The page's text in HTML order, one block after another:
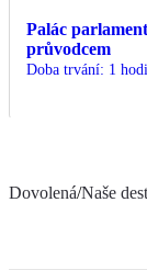
Palác
průvodcem
Doba trvání: 1
Dovolená/Naše